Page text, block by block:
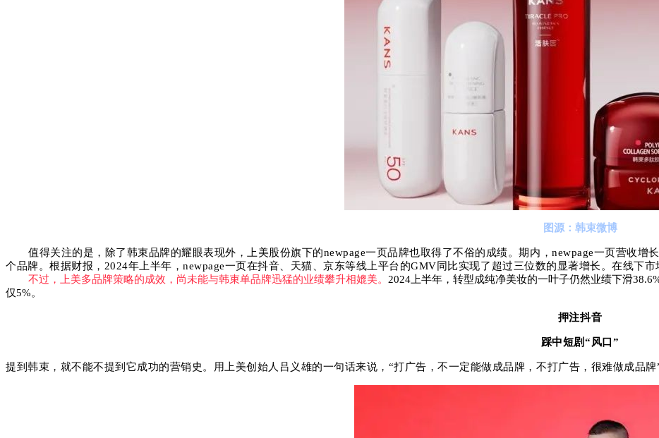
图源：韩束微博
值得关注的是，除了韩束品牌的耀眼表现外，上美股份旗下的newpage一页品牌也取得了不俗的成绩。期内，newpage一页营收
个品牌。根据财报，2024年上半年，newpage一页在抖音、天猫、京东等线上平台的GMV同比实现了超过三位数的显著增长。在线下
不过，上美多品牌策略的成效，尚未能与韩束单品牌迅猛的业绩攀升相媲美。 2024上半年，转型成纯净美妆的一叶子仍然业绩下滑
仅5%。
押注抖音
踩中短剧“风口”
提到韩束，就不能不提到它成功的营销史。用上美创始人吕义雄的一句话来说，“打广告，不一定能做成品牌，不打广告，很难做成品牌”